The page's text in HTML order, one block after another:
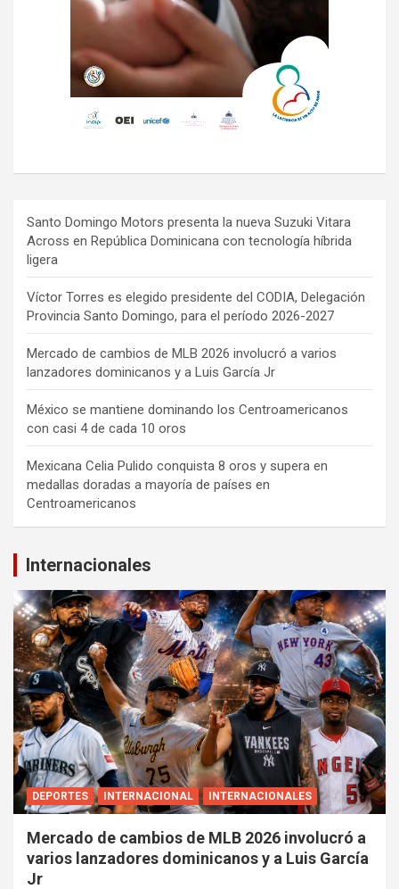
Santo Domingo Motors presenta la nueva Suzuki Vitara
Across en República Dominicana con tecnología híbrida
ligera
Víctor Torres es elegido presidente del CODIA, Delegación
Provincia Santo Domingo, para el período 2026-2027
Mercado de cambios de MLB 2026 involucró a varios
lanzadores dominicanos y a Luis García Jr
México se mantiene dominando los Centroamericanos
con casi 4 de cada 10 oros
Mexicana Celia Pulido conquista 8 oros y supera en
medallas doradas a mayoría de países en
Centroamericanos
Internacionales
DEPORTES INTERNACIONAL INTERNACIONALES
Mercado de cambios de MLB 2026 involucró a
varios lanzadores dominicanos y a Luis García
Jr